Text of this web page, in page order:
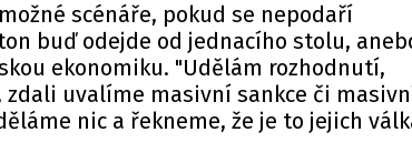
scénáře, pokud se nepodaří
buď odejde od jednacího stolu,
ekonomiku. "Udělám rozhodnutí,
uvalíme masivní sankce či
nic a řekneme, že je to jejich